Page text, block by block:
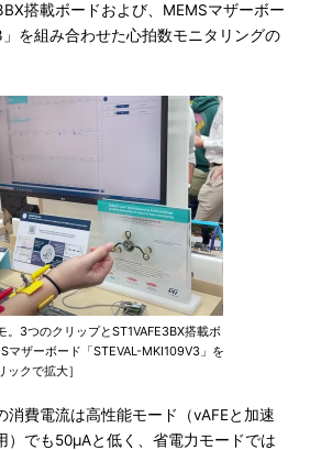
搭載ボードおよび、MEMSマザーボー
」を組み合わせた心拍数モニタリングの
。3つのクリップとST1VAFE3BX搭載ボ
マザーボード「STEVAL-MKI109V3」を
クで拡大］
消費電流は高性能モード（vAFEと加速
）でも50μAと低く、省電力モードでは